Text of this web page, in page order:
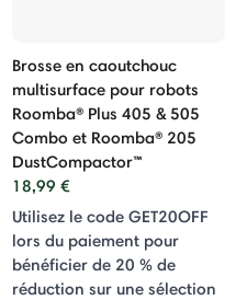
Brosse en caoutchouc
multisurface pour robots
Roomba® Plus 405 & 505
Combo et Roomba® 205
DustCompactor™
18,99 €
Utilisez le code GET20OFF
lors du paiement pour
bénéficier de 20 % de
réduction sur une sélection